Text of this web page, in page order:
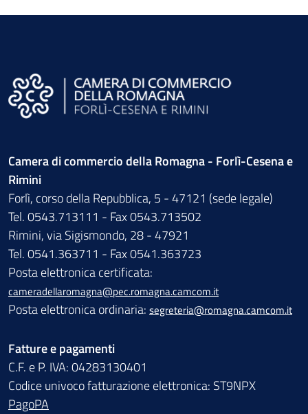
Camera di commercio della Romagna - Forlì-Cesena e
Rimini
Forlì, corso della Repubblica, 5 - 47121 (sede legale)
Tel. 0543.713111 - Fax 0543.713502
Rimini, via Sigismondo, 28 - 47921
Tel. 0541.363711 - Fax 0541.363723
Posta elettronica certificata:
cameradellaromagna@pec.romagna.camcom.it
Posta elettronica ordinaria: segreteria@romagna.camcom.it
Fatture e pagamenti
C.F. e P. IVA: 04283130401
Codice univoco fatturazione elettronica: ST9NPX
PagoPA